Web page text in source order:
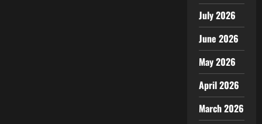
July 2026
June 2026
May 2026
April 2026
March 2026